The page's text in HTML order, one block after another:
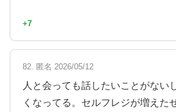
+7
82. 匿名 2026/05/12
人と会っても話したいことがない
くなってる。セルフレジが増えた